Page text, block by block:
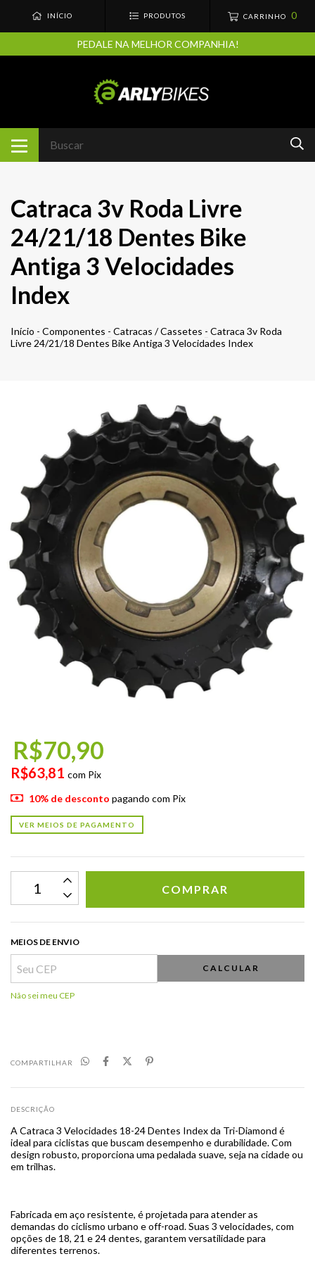
INÍCIO PRODUTOS CARRINHO 0
PEDALE NA MELHOR COMPANHIA!
Catraca 3v Roda Livre
24/21/18 Dentes Bike
Antiga 3 Velocidades
Index
Início - Componentes - Catracas / Cassetes - Catraca 3v Roda
Livre 24/21/18 Dentes Bike Antiga 3 Velocidades Index
R$70,90
R$63,81 com Pix
10% de desconto pagando com Pix
VER MEIOS DE PAGAMENTO
MEIOS DE ENVIO
CALCULAR
Não sei meu CEP
COMPARTILHAR
DESCRIÇÃO
A Catraca 3 Velocidades 18-24 Dentes Index da Tri-Diamond é
ideal para ciclistas que buscam desempenho e durabilidade. Com
design robusto, proporciona uma pedalada suave, seja na cidade ou
em trilhas.
Fabricada em aço resistente, é projetada para atender as
demandas do ciclismo urbano e off-road. Suas 3 velocidades, com
opções de 18, 21 e 24 dentes, garantem versatilidade para
diferentes terrenos.